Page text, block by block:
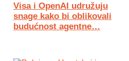
Visa i OpenAI udružuju
snage kako bi oblikovali
budućnost agentne…